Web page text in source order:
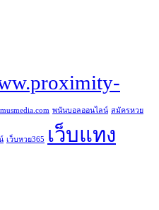
พนันบอลออนไลน์ สมัครหวย
เว็บหวย365
เว็บแทง